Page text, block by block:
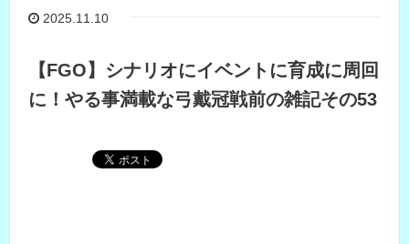
2025.11.10
【FGO】シナリオにイベントに育成に周回
に！やる事満載な弓戴冠戦前の雑記その53